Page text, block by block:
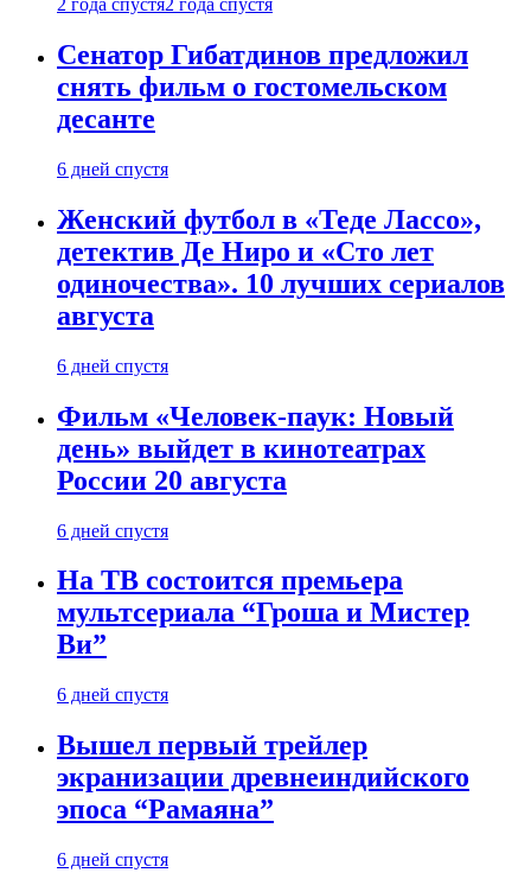
2 года спустя2 года спустя
Сенатор Гибатдинов предложил
снять фильм о гостомельском
десанте
6 дней спустя
Женский футбол в «Теде Лассо»,
детектив Де Ниро и «Сто лет
одиночества». 10 лучших сериалов
августа
6 дней спустя
Фильм «Человек-паук: Новый
день» выйдет в кинотеатрах
России 20 августа
6 дней спустя
На ТВ состоится премьера
мультсериала “Гроша и Мистер
Ви”
6 дней спустя
Вышел первый трейлер
экранизации древнеиндийского
эпоса “Рамаяна”
6 дней спустя